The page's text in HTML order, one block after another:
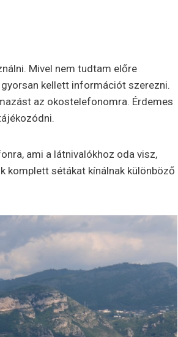
Mivel nem tudtam előre
kellett információt szerezni.
az okostelefonomra. Érdemes
ami a látnivalókhoz oda visz,
komplett sétákat kínálnak különböző